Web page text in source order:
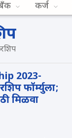
कर्ज
2023-
फॉर्म्युला;
मिळवा